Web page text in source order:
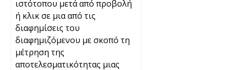
ιστότοπου μετά από προβολή
ή κλικ σε μια από τις
διαφημίσεις του
διαφημιζόμενου με σκοπό τη
μέτρηση της
αποτελεσματικότητας μιας